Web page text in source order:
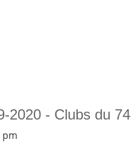
2020 - Clubs du 74
pm